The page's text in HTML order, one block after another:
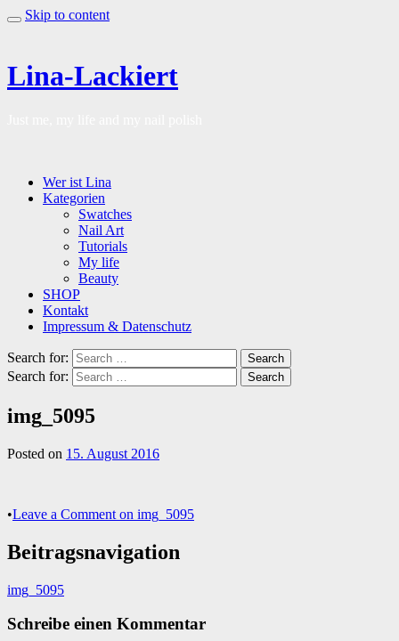
Skip to content
Lina-Lackiert
Wer ist Lina
Kategorien
Swatches
Nail Art
Tutorials
My life
Beauty
SHOP
Kontakt
Impressum & Datenschutz
Search for: Search
Search for: Search
img_5095
Posted on 15. August 2016
•Leave a Comment on img_5095
Beitragsnavigation
img_5095
Schreibe einen Kommentar